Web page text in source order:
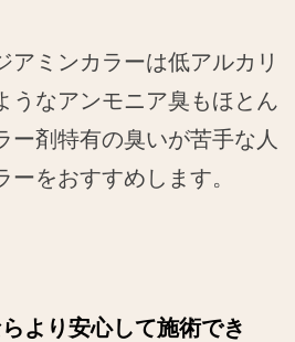
アミンカラーは低アルカリ
うなアンモニア臭もほとん
ー剤特有の臭いが苦手な人
をおすすめします。
より安心して施術でき